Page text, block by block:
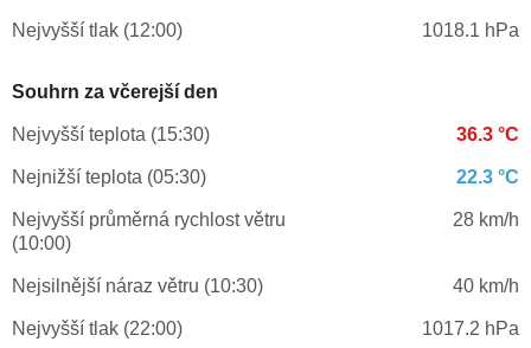
Nejvyšší tlak (12:00) 1018.1 hPa
Souhrn za včerejší den
Nejvyšší teplota (15:30) 36.3 °C
Nejnižší teplota (05:30) 22.3 °C
Nejvyšší průměrná rychlost větru
(10:00)
28 km/h
Nejsilnější náraz větru (10:30) 40 km/h
Nejvyšší tlak (22:00) 1017.2 hPa